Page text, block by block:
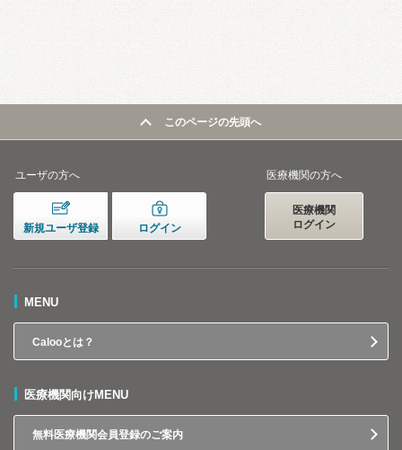
このページの先頭へ
ユーザの方へ
新規ユーザ登録 ログイン
医療機関の方へ
医療機関
ログイン
MENU
Calooとは？
医療機関向けMENU
無料医療機関会員登録のご案内